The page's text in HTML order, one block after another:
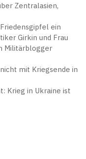
Zentralasien,
ein
Girkin und Frau
Militärblogger
mit Kriegsende in
Krieg in Ukraine ist